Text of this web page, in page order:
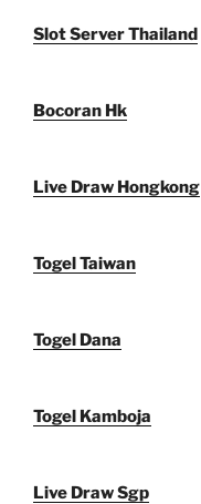
Slot Server Thailand
Bocoran Hk
Live Draw Hongkong
Togel Taiwan
Togel Dana
Togel Kamboja
Live Draw Sgp